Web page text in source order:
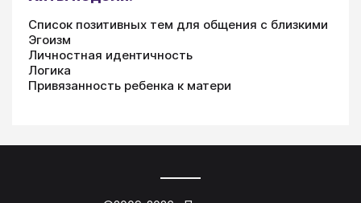
Список позитивных тем для общения с близкими
Эгоизм
Личностная идентичность
Логика
Привязанность ребенка к матери